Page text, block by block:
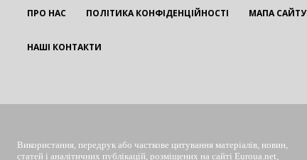
ПРО НАС ПОЛІТИКА КОНФІДЕНЦІЙНОСТІ МАПА САЙТУ
НАШІ КОНТАКТИ
Використання, передрук або часткове цитування матеріалів, новин,
статей і аналітичних публікацій, розміщених на сайті Euroua.net,